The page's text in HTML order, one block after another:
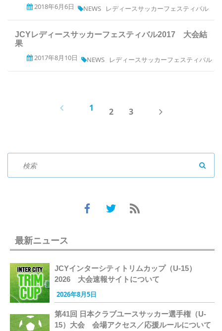
2018年6月6日 NEWS レディースサッカーフェスティバル
JCYレディースサッカーフェスティバル2017 大会結
果
2017年8月10日 NEWS レディースサッカーフェスティバル
PREV 1 2 3 NEXT
最新ニュース
JCYインターシティトリムカップ（U-15）
2026 大会速報サイトについて
2026年8月5日
第41回 日本クラブユースサッカー選手権（U-
15）大会 会場アクセス／応援ルールについて